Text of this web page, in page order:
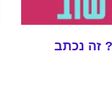
זה נכתב